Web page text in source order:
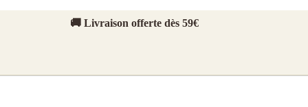
🚚 Livraison offerte dès 59€